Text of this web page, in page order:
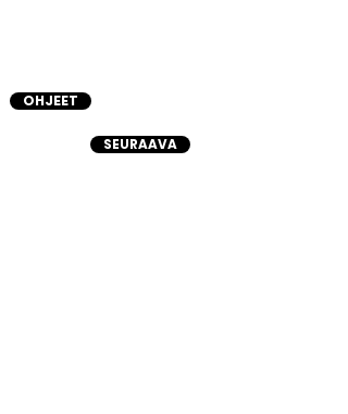
OHJEET
SEURAAVA